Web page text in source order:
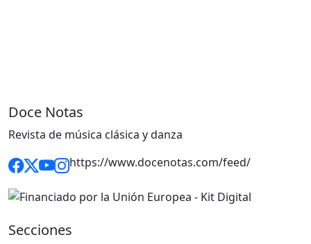
Doce Notas
Revista de música clásica y danza
https://www.docenotas.com/feed/
Secciones